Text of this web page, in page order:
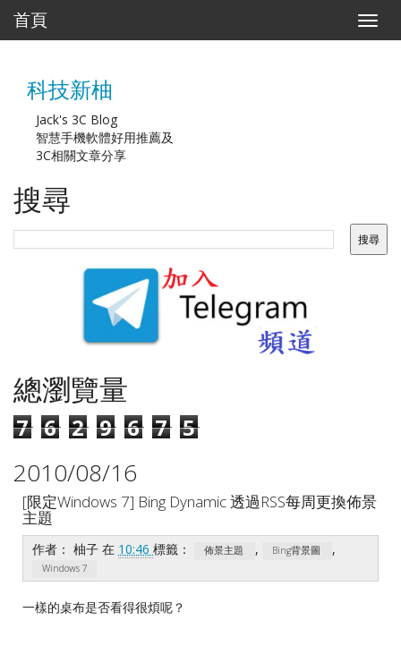
T
o
o
首頁
科技新柚
Jack's 3C Blog
智慧手機軟體好用推薦及
3C相關文章分享
搜尋
總瀏覽量
7 6 2 9 6 7 5
2010/08/16
[限定Windows 7] Bing Dynamic 透過RSS每周更換佈景
主題
作者： 柚子 在 10:46 標籤： 佈景主題 , Bing背景圖 ,
Windows 7
一樣的桌布是否看得很煩呢？